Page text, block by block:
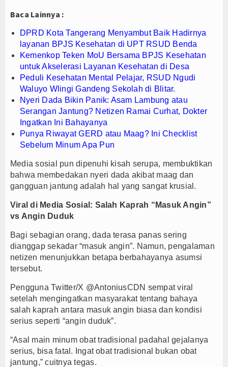
Baca Lainnya :
DPRD Kota Tangerang Menyambut Baik Hadirnya
layanan BPJS Kesehatan di UPT RSUD Benda
Kemenkop Teken MoU Bersama BPJS Kesehatan
untuk Akselerasi Layanan Kesehatan di Desa
Peduli Kesehatan Mental Pelajar, RSUD Ngudi
Waluyo Wlingi Gandeng Sekolah di Blitar.
Nyeri Dada Bikin Panik: Asam Lambung atau
Serangan Jantung? Netizen Ramai Curhat, Dokter
Ingatkan Ini Bahayanya
Punya Riwayat GERD atau Maag? Ini Checklist
Sebelum Minum Apa Pun
Media sosial pun dipenuhi kisah serupa, membuktikan
bahwa membedakan nyeri dada akibat maag dan
gangguan jantung adalah hal yang sangat krusial.
Viral di Media Sosial: Salah Kaprah “Masuk Angin”
vs Angin Duduk
Bagi sebagian orang, dada terasa panas sering
dianggap sekadar “masuk angin”. Namun, pengalaman
netizen menunjukkan betapa berbahayanya asumsi
tersebut.
Pengguna Twitter/X @AntoniusCDN sempat viral
setelah mengingatkan masyarakat tentang bahaya
salah kaprah antara masuk angin biasa dan kondisi
serius seperti “angin duduk”.
“Asal main minum obat tradisional padahal gejalanya
serius, bisa fatal. Ingat obat tradisional bukan obat
jantung,” cuitnya tegas.